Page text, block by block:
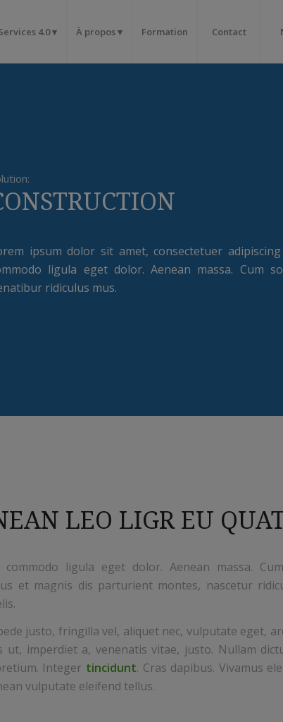
4.0 À propos Formation Contact
ipsum dolor sit amet, consectetuer
ligula eget dolor. Aenean massa. Cum
ridiculus mus.
LEO LIGR EU
commodo ligula eget dolor. Aenean massa.
et magnis dis parturient montes, nascetur
justo, fringilla vel, aliquet nec, vulputate eget,
ut, imperdiet a, venenatis vitae, justo. Nullam
Integer tincidunt. Cras dapibus. Vivamus
vulputate eleifend tellus.